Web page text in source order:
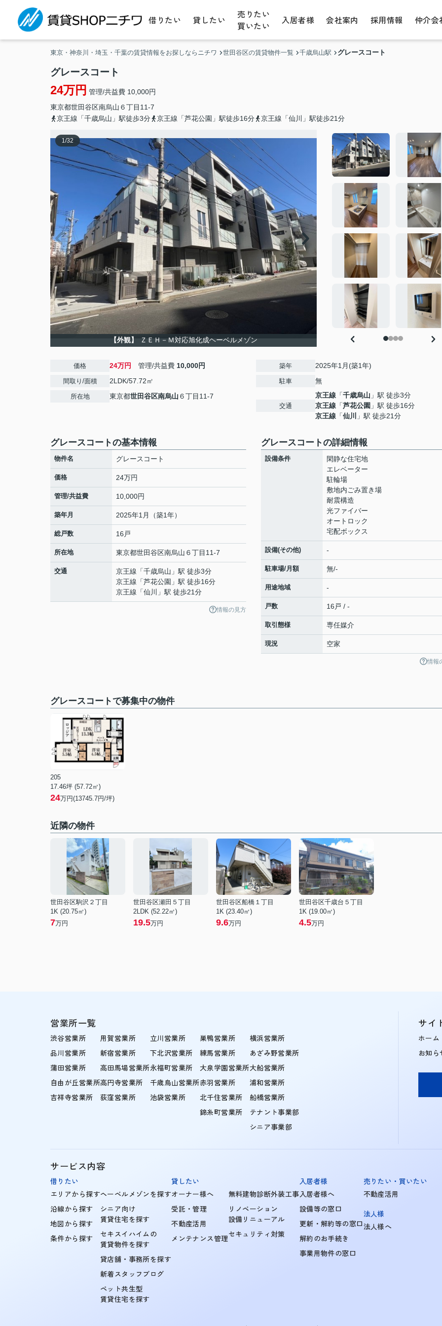
借りたい 貸したい
売りたい
買いたい
入居者様 会社案内 採用情報 仲介会
東京・神奈川・埼玉・千葉の賃貸情報をお探しならニチワ 世田谷区の賃貸物件一覧 千歳烏山駅 グレースコート
グレースコート
24万円 管理/共益費 10,000円
東京都世田谷区南烏山 ６丁目11-7
京王線「千歳烏山」駅徒歩3分
京王線「芦花公園」駅徒歩16分 京王線「仙川」駅徒歩21分
1/32
【外観】 ＺＥＨ－Ｍ対応旭化成ヘーベルメゾン
価格 24万円 管理/共益費 10,000円
間取り/面積 2LDK/57.72㎡
所在地 東京都世田谷区南烏山 ６丁目11-7
築年 2025年1月(築1年)
駐車 無
交通
京王線 「千歳烏山 」駅 徒歩3分
京王線 「芦花公園 」駅 徒歩16分
京王線 「仙川 」駅 徒歩21分
グレースコートの基本情報
物件名 グレースコート
価格 24万円
管理/共益費 10,000円
築年月 2025年1月（築1年）
総戸数 16戸
所在地 東京都世田谷区南烏山 ６丁目11-7
交通 京王線 「千歳烏山 」駅 徒歩3分
京王線 「芦花公園 」駅 徒歩16分
京王線 「仙川 」駅 徒歩21分
情報の見方
グレースコートの詳細情報
設備条件
閑静な住宅地
エレベーター
駐輪場
敷地内ごみ置き場
耐震構造
光ファイバー
オートロック
宅配ボックス
設備(その他) -
駐車場/月額 無/-
用途地域 -
戸数 16戸 / -
取引態様 専任媒介
現況 空家
情報
グレースコートで募集中の物件
205
17.46坪 (57.72㎡)
24万円(13745.7円/坪)
近隣の物件
世田谷区駒沢２丁目
1K (20.75㎡)
7万円
世田谷区瀬田５丁目
2LDK (52.22㎡)
19.5万円
世田谷区船橋１丁目
1K (23.40㎡)
9.6万円
世田谷区千歳台５丁目
1K (19.00㎡)
4.5万円
営業所一覧
渋谷営業所
品川営業所
蒲田営業所
自由が丘営業所
吉祥寺営業所
用賀営業所
新宿営業所
高田馬場営業所
高円寺営業所
荻窪営業所
立川営業所
下北沢営業所
永福町営業所
千歳烏山営業所
池袋営業所
巣鴨営業所
練馬営業所
大泉学園営業所
赤羽営業所
北千住営業所
錦糸町営業所
横浜営業所
あざみ野営業所
大船営業所
浦和営業所
船橋営業所
テナント事業部
シニア事業部
サイ
ホーム
お知ら
サービス内容
借りたい
エリアから探す
沿線から探す
地図から探す
条件から探す
ヘーベルメゾンを探す
シニア向け
賃貸住宅を探す
セキスイハイムの
賃貸物件を探す
貸店舗・事務所を探す
新着スタッフブログ
ペット共生型
賃貸住宅を探す
貸したい
オーナー様へ
受託・管理
不動産活用
メンテナンス管理
無料建物診断外装工事
リノベーション
設備リニューアル
セキュリティ対策
入居者様
入居者様へ
設備等の窓口
更新・解約等の窓口
解約のお手続き
事業用物件の窓口
売りたい・買いたい
不動産活用
法人様
法人様へ